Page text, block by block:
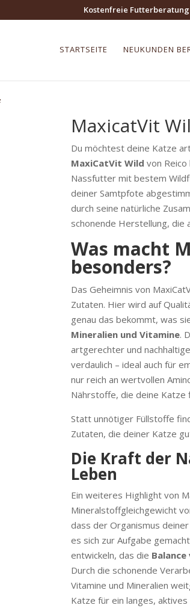
Kostenfreie Futterberatung
STARTSEITE NEUKUNDEN
MaxicatVit
Du möchtest deine Katze
MaxiCatVit Wild von
Nassfutter mit bestem
deiner Samtpfote
durch seine natürliche
schonende Herstellung, die
Was macht
besonders?
Das Geheimnis von
Zutaten. Hier wird auf
genau das bekommt, was
Mineralien und Vitamine.
artgerechter und
verdaulich – ideal auch für
nur reich an wertvollen
Nährstoffe, die deine Katze
Statt unnötiger Füllstoffe
Zutaten, die deiner Katze
Die Kraft der
Leben
Ein weiteres Highlight von
Mineralstoffgleichgewicht
dass der Organismus
es sich zur Aufgabe
entwickeln, das die
Durch die schonende
Vitamine und Mineralien
Katze für ein langes,